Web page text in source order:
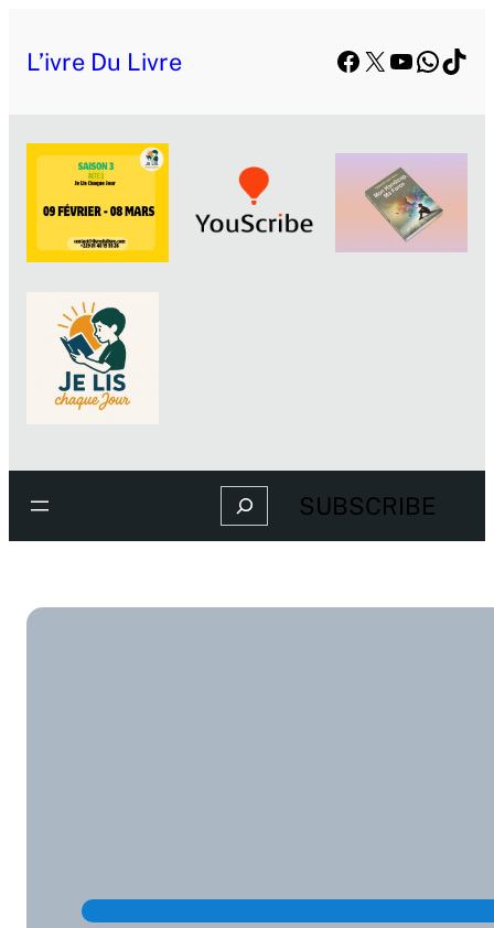
L’ivre Du Livre Facebook
X YouTube
Search SUBSCRIBE